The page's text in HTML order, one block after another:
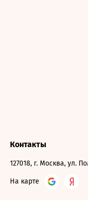
Контакты
127018, г. Москва, ул.
На карте